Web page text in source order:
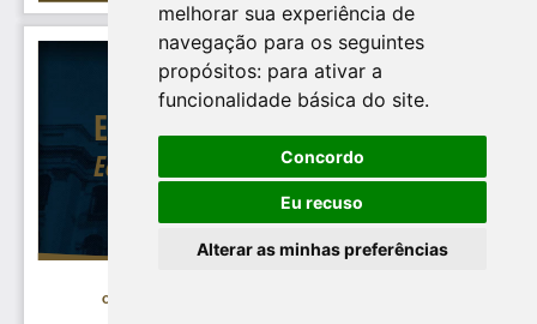
melhorar sua experiência de
navegação para os seguintes
propósitos: para ativar a
funcionalidade básica do site.
Concordo
Eu recuso
Alterar as minhas preferências